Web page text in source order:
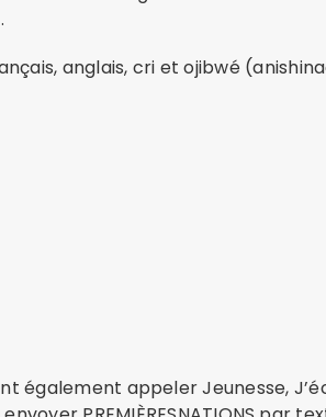
.
anglais, cri et ojibwé
également appeler Jeunesse,